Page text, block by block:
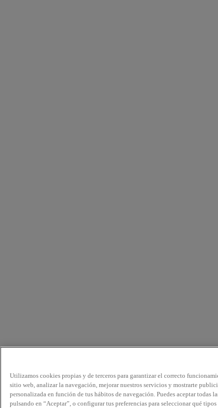
Utilizamos cookies propias y de terceros para garantizar el correcto
sitio web, analizar la navegación, mejorar nuestros servicios y mostrarte
personalizada en función de tus hábitos de navegación. Puedes aceptar todas
pulsando en “Aceptar”, o configurar tus preferencias para seleccionar qué tipos